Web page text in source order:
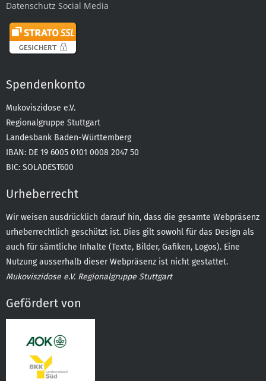
Datenschutz Social Media
Spendenkonto
Mukoviszidose e.V.
Regionalgruppe Stuttgart
Landesbank Baden-Württemberg
IBAN: DE 19 6005 0101 0008 2047 50
BIC: SOLADEST600
Urheberrecht
Wir weisen ausdrücklich darauf hin, dass die gesamte Webpräsenz
urheberrechtlich geschützt ist. Dies gilt sowohl für das Design als
auch für sämtliche Inhalte (Texte, Bilder, Gafiken, Logos). Eine
Nutzung ausserhalb dieser Webpräsenz ist nicht gestattet.
Mukoviszidose e.V. Regionalgruppe Stuttgart
Gefördert von